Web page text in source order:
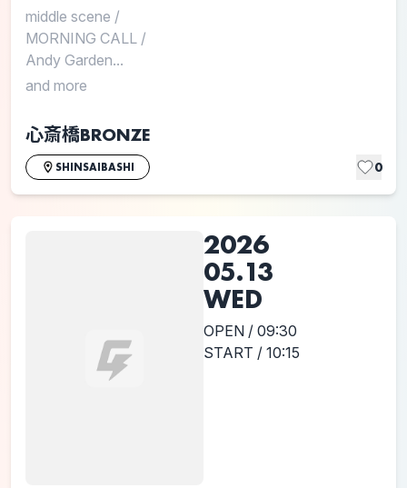
middle scene /
MORNING CALL /
Andy Garden...
and more
心斎橋BRONZE
SHINSAIBASHI 0
2026
05.13
WED
OPEN / 09:30
START / 10:15